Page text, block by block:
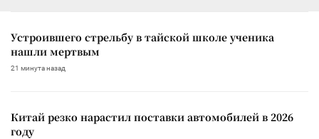
Устроившего стрельбу в тайской школе ученика
нашли мертвым
21 минута назад
Китай резко нарастил поставки автомобилей в 2026
году